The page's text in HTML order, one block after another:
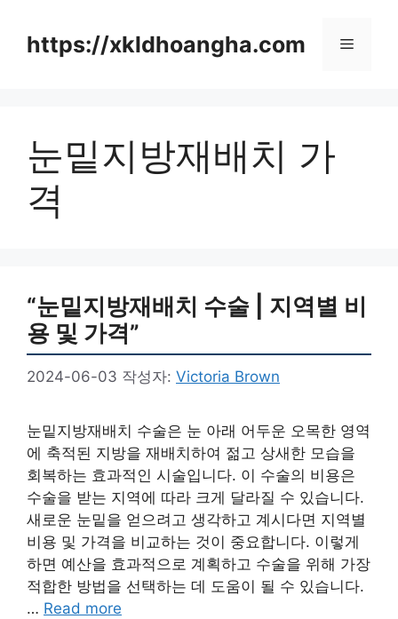
https://xkldhoangha.com 메
눈밑지방재배치 가
격
“눈밑지방재배치 수술 | 지역별 비
용 및 가격”
2024-06-03 작성자: Victoria Brown
눈밑지방재배치 수술은 눈 아래 어두운 오목한 영역
에 축적된 지방을 재배치하여 젊고 상새한 모습을
회복하는 효과적인 시술입니다. 이 수술의 비용은
수술을 받는 지역에 따라 크게 달라질 수 있습니다.
새로운 눈밑을 얻으려고 생각하고 계시다면 지역별
비용 및 가격을 비교하는 것이 중요합니다. 이렇게
하면 예산을 효과적으로 계획하고 수술을 위해 가장
적합한 방법을 선택하는 데 도움이 될 수 있습니다.
… Read more